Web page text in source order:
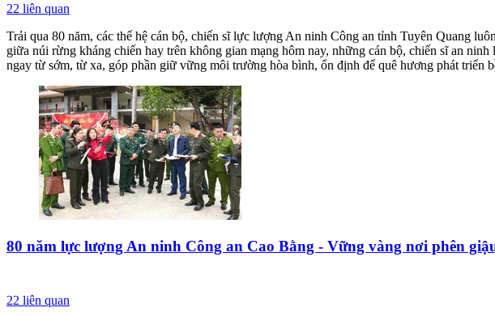
22 liên quan
Trải qua 80 năm, các thế hệ cán bộ, chiến sĩ lực lượng An ninh Công an tỉnh Tuyên Quang
giữa núi rừng kháng chiến hay trên không gian mạng hôm nay, những cán bộ, chiến sĩ an
ngay từ sớm, từ xa, góp phần giữ vững môi trường hòa bình, ổn định để quê hương phát triển
80 năm lực lượng An ninh Công an Cao Bằng - Vững vàng nơi phên
22 liên quan